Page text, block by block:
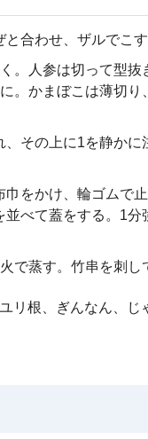
と合わせ、ザルでこ
。人参は切って型抜
。かまぼこは薄切り
、その上に1を静かに
巾をかけ、輪ゴムで
並べて蓋をする。1分
で蒸す。竹串を刺
リ根、ぎんなん、じ